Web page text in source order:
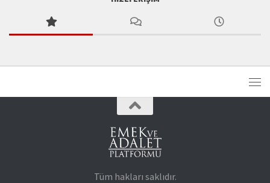
Tüm hakları saklıdır.